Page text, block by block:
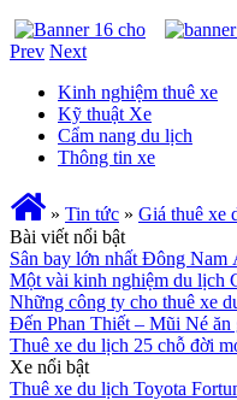
Prev Next
Kinh nghiệm thuê xe
Kỹ thuật Xe
Cẩm nang du lịch
Thông tin xe
» Tin tức » Giá thuê xe
Bài viết nổi bật
Sân bay lớn nhất Đông Nam
Một vài kinh nghiệm du lịch
Những công ty cho thuê xe
Đến Phan Thiết – Mũi Né ăn
Thuê xe du lịch 25 chỗ đời
Xe nổi bật
Thuê xe du lịch Toyota